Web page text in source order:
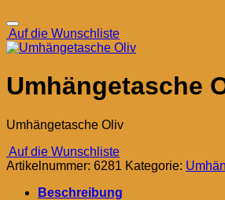
Auf die Wunschliste
Umhängetasche
Umhängetasche Oliv
Auf die Wunschliste
Artikelnummer: 6281 Kategorie:
Beschreibung